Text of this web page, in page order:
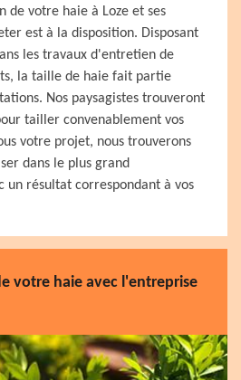
de votre haie à Loze et ses
est à la disposition. Disposant
les travaux d'entretien de
la taille de haie fait partie
Nos paysagistes trouveront
tailler convenablement vos
votre projet, nous trouverons
dans le plus grand
un résultat correspondant à vos
votre haie avec l'entreprise